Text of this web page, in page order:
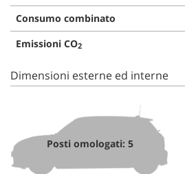
Consumo combinato
Emissioni CO2
Dimensioni esterne ed interne
Posti omologati: 5